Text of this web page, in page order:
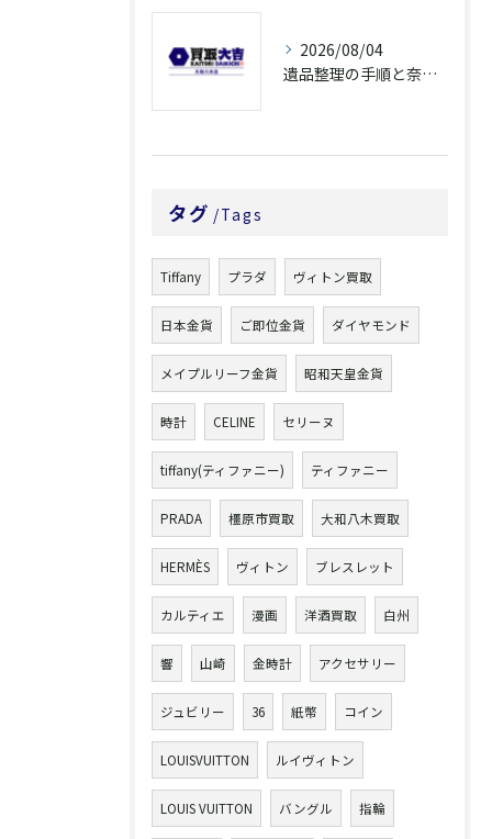
2026/08/04
遺品整理の手順と奈良県橿原市で無駄なく片付ける方法とごみ処分ポイント
タグ Tags
Tiffany プラダ ヴィトン買取
日本金貨 ご即位金貨 ダイヤモンド
メイプルリーフ金貨 昭和天皇金貨
時計 CELINE セリーヌ
tiffany(ティファニー) ティファニー
PRADA 橿原市買取 大和八木買取
HERMÈS ヴィトン ブレスレット
カルティエ 漫画 洋酒買取 白州
響 山崎 金時計 アクセサリー
ジュビリー 36 紙幣 コイン
LOUISVUITTON ルイヴィトン
LOUIS VUITTON バングル 指輪